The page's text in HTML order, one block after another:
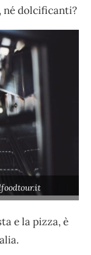
né dolcificanti?
e la pizza, è